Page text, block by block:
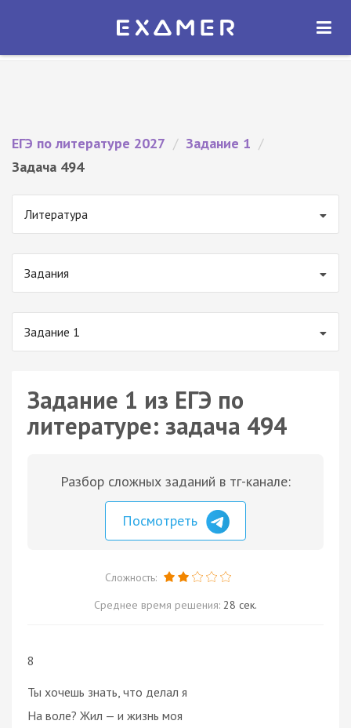
Экзамер — ЕГЭ 2027
ОТКРЫТЬ
ЕГЭ по литературе 2027 / Задание 1 /
Задача 494
Литература
Задания
Задание 1
Задание 1 из ЕГЭ по
литературе: задача 494
Разбор сложных заданий в тг-канале:
Посмотреть
Сложность:
Среднее время решения: 28 сек.
8
Ты хочешь знать, что делал я
На воле? Жил — и жизнь моя